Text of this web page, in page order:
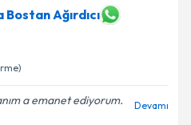
Ağırdıcı
a emanet ediyorum.
Devamı